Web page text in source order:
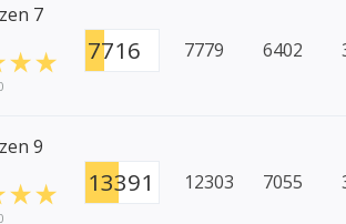
7
7716 7779 6402
9
13391 12303 7055